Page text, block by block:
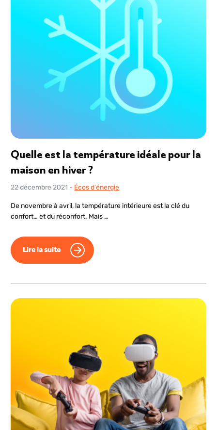
Quelle est la température idéale pour la
maison en hiver ?
22 décembre 2021 - Écos d'énergie
De novembre à avril, la température intérieure est la clé du
confort… et du réconfort. Mais …
Lire la suite